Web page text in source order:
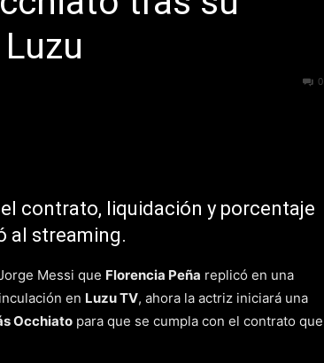
0
contrato, liquidación y porcentaje
al streaming.
Messi que Florencia Peña replicó en una
en Luzu TV, ahora la actriz iniciará una
Occhiato para que se cumpla con el contrato que